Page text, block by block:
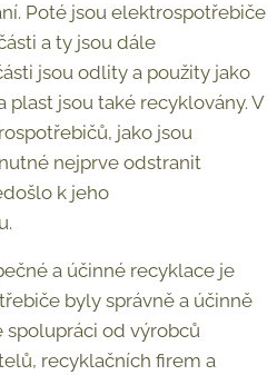
Poté jsou elektrospotřebiče
a ty jsou dále
jsou odlity a použity jako
plast jsou také recyklovány. V
jako jsou
nejprve odstranit
k jeho
a účinné recyklace je
byly správně a účinně
spolupráci od výrobců
recyklačních firem a